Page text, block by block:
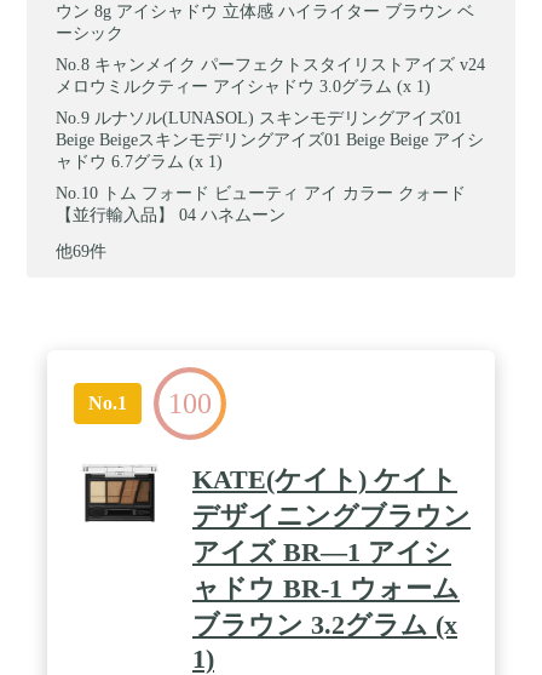
ウン 8g アイシャドウ 立体感 ハイライター ブラウン ベ
ーシック
キャンメイク パーフェクトスタイリストアイズ v24
メロウミルクティー アイシャドウ 3.0グラム (x 1)
ルナソル(LUNASOL) スキンモデリングアイズ01
Beige Beigeスキンモデリングアイズ01 Beige Beige アイシ
ャドウ 6.7グラム (x 1)
トム フォード ビューティ アイ カラー クォード
【並行輸入品】 04 ハネムーン
他69件
No.1 100
KATE(ケイト) ケイト
デザイニングブラウン
アイズ BR―1 アイシ
ャドウ BR-1 ウォーム
ブラウン 3.2グラム (x
1)